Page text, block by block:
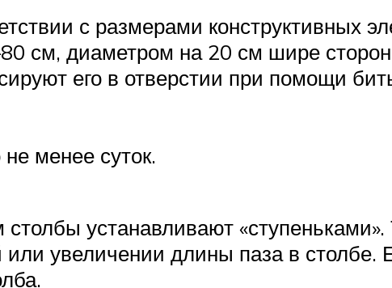
с размерами конструктивных
см, диаметром на 20 см шире
его в отверстии при помощи
менее суток.
устанавливают «ступеньками».
или увеличении длины паза в столбе.